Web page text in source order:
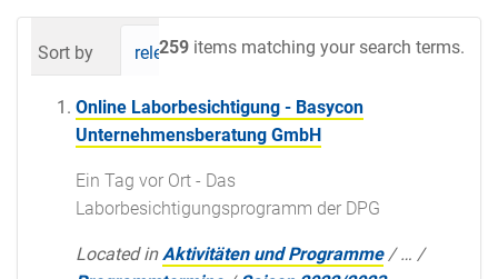
259 items matching your search terms.
Sort by relevance date (newest first)
Online Laborbesichtigung - Basycon
Unternehmensberatung GmbH
Ein Tag vor Ort - Das
Laborbesichtigungsprogramm der DPG
Located in Aktivitäten und Programme /… /